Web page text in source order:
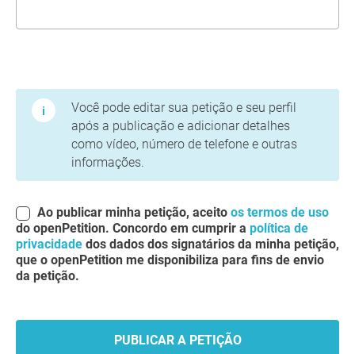
Você pode editar sua petição e seu perfil
após a publicação e adicionar detalhes
como vídeo, número de telefone e outras
informações.
Ao publicar minha petição, aceito os termos de uso
do openPetition. Concordo em cumprir a política de
privacidade dos dados dos signatários da minha petição,
que o openPetition me disponibiliza para fins de envio
da petição.
PUBLICAR A PETIÇÃO